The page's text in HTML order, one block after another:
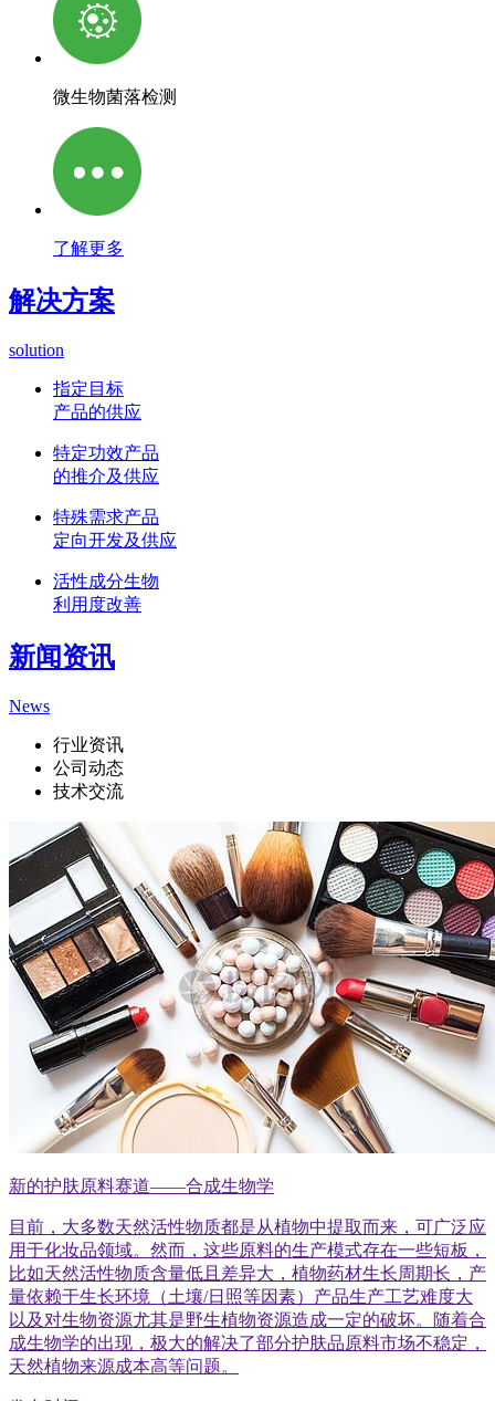
微生物菌落检测
了解更多
解决方案
solution
指定目标
产品的供应
特定功效产品
的推介及供应
特殊需求产品
定向开发及供应
活性成分生物
利用度改善
新闻资讯
News
行业资讯
公司动态
技术交流
新的护肤原料赛道——合成生物学
目前，大多数天然活性物质都是从植物中提取而来，可广泛应
用于化妆品领域。然而，这些原料的生产模式存在一些短板，
比如天然活性物质含量低且差异大，植物药材生长周期长，产
量依赖于生长环境（土壤/日照等因素）产品生产工艺难度大
以及对生物资源尤其是野生植物资源造成一定的破坏。随着合
成生物学的出现，极大的解决了部分护肤品原料市场不稳定，
天然植物来源成本高等问题。